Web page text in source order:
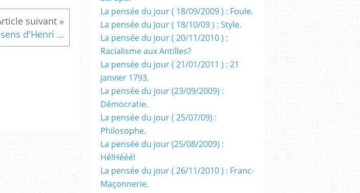
Propos de bon sens d'Henri Guaino sur les élections de MM. X. Bertrand et Estrosi.
La pensée du jour ( 18/09/2009 ) : Foule.
La pensée du Jour ( 18/10/09 ) : Style.
La pensée du jour ( 20/11/2010 ) :
Racialisme aux Antilles?
La pensée du jour ( 21/01/2011 ) : 21
janvier 1793.
La pensée du jour (23/09/2009) :
Démocratie.
La pensée du jour ( 25/07/09) :
Philosophe.
La pensée du jour (25/08/2009) :
Hé!Hééé!
La pensée du jour ( 26/11/2010 ) : Franc-
Maçonnerie.